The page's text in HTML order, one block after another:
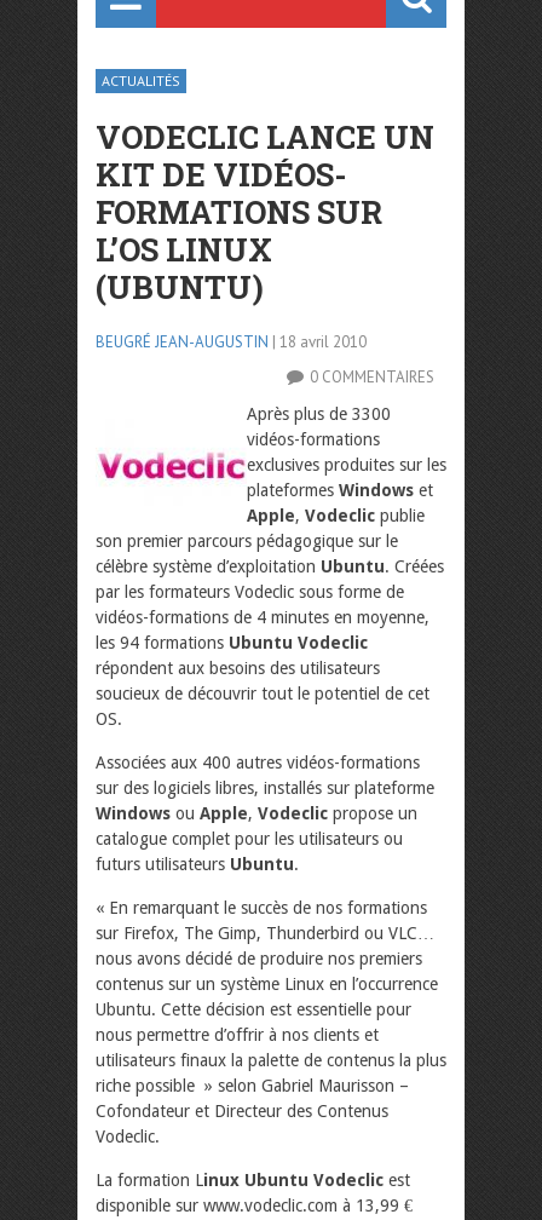
ACTUALITÉS
VODECLIC LANCE UN
KIT DE VIDÉOS-
FORMATIONS SUR
L’OS LINUX
(UBUNTU)
BEUGRÉ JEAN-AUGUSTIN | 18 avril 2010
0 COMMENTAIRES
Après plus de 3300
vidéos-formations
exclusives produites sur les
plateformes Windows et
Apple, Vodeclic publie
son premier parcours pédagogique sur le
célèbre système d’exploitation Ubuntu. Créées
par les formateurs Vodeclic sous forme de
vidéos-formations de 4 minutes en moyenne,
les 94 formations Ubuntu Vodeclic
répondent aux besoins des utilisateurs
soucieux de découvrir tout le potentiel de cet
OS.
Associées aux 400 autres vidéos-formations
sur des logiciels libres, installés sur plateforme
Windows ou Apple, Vodeclic propose un
catalogue complet pour les utilisateurs ou
futurs utilisateurs Ubuntu.
« En remarquant le succès de nos formations
sur Firefox, The Gimp, Thunderbird ou VLC…
nous avons décidé de produire nos premiers
contenus sur un système Linux en l’occurrence
Ubuntu. Cette décision est essentielle pour
nous permettre d’offrir à nos clients et
utilisateurs finaux la palette de contenus la plus
riche possible » selon Gabriel Maurisson –
Cofondateur et Directeur des Contenus
Vodeclic.
La formation Linux Ubuntu Vodeclic est
disponible sur www.vodeclic.com à 13,99 €